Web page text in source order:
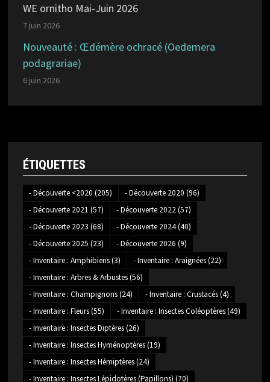
WE ornitho Mai-Juin 2026
7 juin 2026
Nouveauté : Œdémère ochracé (Oedemera
podagrariae)
6 juin 2026
ÉTIQUETTES
- Découverte <2020 (205) - Découverte 2020 (96)
- Découverte 2021 (57) - Découverte 2022(57)
- Découverte 2023 (68) - Découverte 2024(40)
- Découverte 2025 (23) - Découverte 2026 (9)
- Inventaire : Amphibiens(3) - Inventaire : Araignées(22)
- Inventaire : Arbres & Arbustes(56)
- Inventaire : Champignons(24) - Inventaire : Crustacés(4)
- Inventaire : Fleurs(55) - Inventaire : Insectes Coléoptères(49)
- Inventaire : Insectes Diptères(26)
- Inventaire : Insectes Hyménoptères(19)
- Inventaire : Insectes Hémiptères(24)
- Inventaire : Insectes Lépidotères (Papillons) (70)